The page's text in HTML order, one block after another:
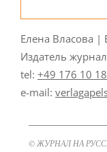
Елена Власова |
Издатель
tel: +49 176 10
e-mail:
© ЖУРНАЛ НА